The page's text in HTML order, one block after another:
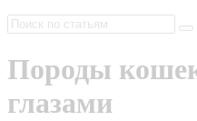
Породы
глазами